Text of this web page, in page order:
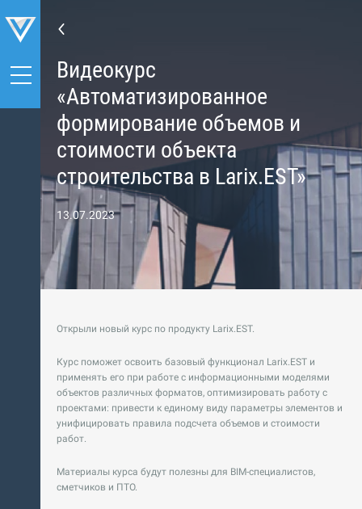
Видеокурс
«Автоматизированное
формирование объемов и
стоимости объекта
строительства в Larix.EST»
13.07.2023
Открыли новый курс по продукту Larix.EST.
Курс поможет освоить базовый функционал Larix.EST и
применять его при работе с информационными моделями
объектов различных форматов, оптимизировать работу с
проектами: привести к единому виду параметры элементов и
унифицировать правила подсчета объемов и стоимости
работ.
Материалы курса будут полезны для BIM-специалистов,
сметчиков и ПТО.